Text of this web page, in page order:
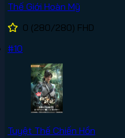
Thế Giới Hoàn Mỹ
0 (280/280) FHD
#10
Tuyệt Thế Chiến Hồn